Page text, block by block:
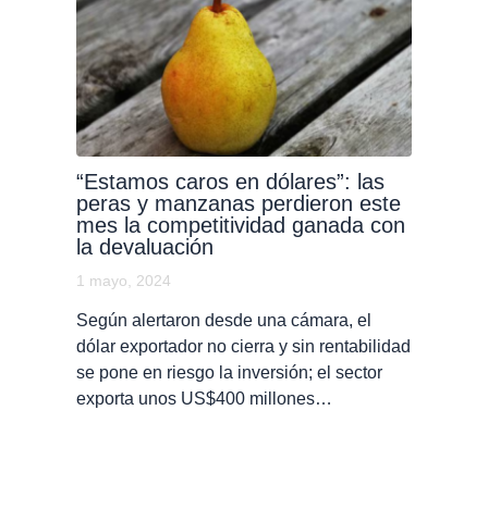
“Estamos caros en dólares”: las
peras y manzanas perdieron este
mes la competitividad ganada con
la devaluación
1 mayo, 2024
Según alertaron desde una cámara, el
dólar exportador no cierra y sin rentabilidad
se pone en riesgo la inversión; el sector
exporta unos US$400 millones…